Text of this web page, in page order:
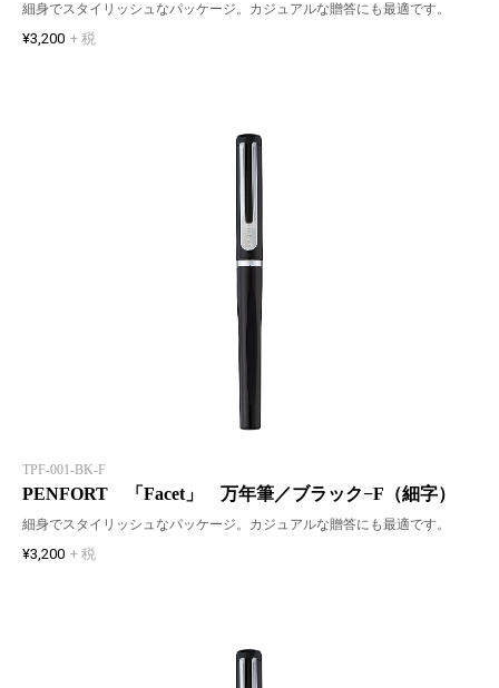
細身でスタイリッシュなパッケージ。カジュアルな贈答にも最適です。
¥3,200 + 税
TPF-001-BK-F
PENFORT 「Facet」 万年筆／ブラック−F（細字）
細身でスタイリッシュなパッケージ。カジュアルな贈答にも最適です。
¥3,200 + 税